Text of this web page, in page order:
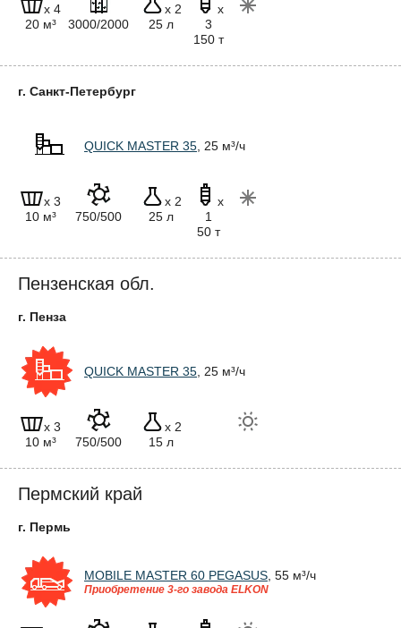
x 4
20 м³
3000/2000
x 2
25 л
x
3
150 т
г. Санкт-Петербург
QUICK MASTER 35 , 25 м³/ч
x 3
10 м³
750/500
x 2
25 л
x
1
50 т
Пензенская обл.
г. Пенза
QUICK MASTER 35 , 25 м³/ч
x 3
10 м³
750/500
x 2
15 л
Пермский край
г. Пермь
MOBILE MASTER 60 PEGASUS , 55 м³/ч
Приобретение 3-го завода ELKON